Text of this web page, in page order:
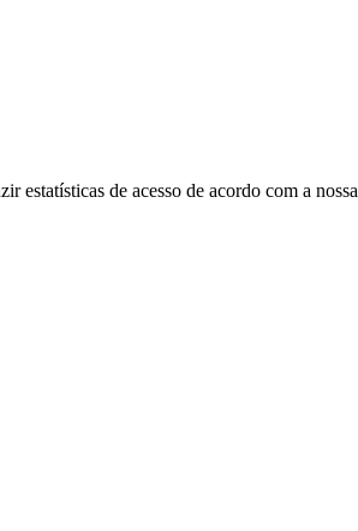
estatísticas de acesso de acordo com a nossa